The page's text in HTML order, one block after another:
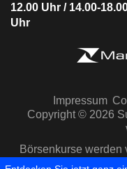
12.00 Uhr / 14.00-
Uhr
Impressum
Copyright © 2026
Börsenkurse werden
Capital